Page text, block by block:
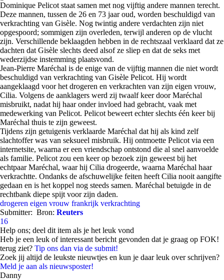
Dominique Pelicot staat samen met nog vijftig andere mannen terecht.
Deze mannen, tussen de 26 en 73 jaar oud, worden beschuldigd van
verkrachting van Gisèle. Nog twintig andere verdachten zijn niet
opgespoord; sommigen zijn overleden, terwijl anderen op de vlucht
zijn. Verschillende beklaagden hebben in de rechtszaal verklaard dat ze
dachten dat Gisèle slechts deed alsof ze sliep en dat de seks met
wederzijdse instemming plaatsvond.
Jean-Pierre Maréchal is de enige van de vijftig mannen die niet wordt
beschuldigd van verkrachting van Gisèle Pelicot. Hij wordt
aangeklaagd voor het drogeren en verkrachten van zijn eigen vrouw,
Cilia. Volgens de aanklagers werd zij twaalf keer door Maréchal
misbruikt, nadat hij haar onder invloed had gebracht, vaak met
medewerking van Pelicot. Pelicot beweert echter slechts één keer bij
Maréchal thuis te zijn geweest.
Tijdens zijn getuigenis verklaarde Maréchal dat hij als kind zelf
slachtoffer was van seksueel misbruik. Hij ontmoette Pelicot via een
internetsite, waarna er een vriendschap ontstond die al snel aanvoelde
als familie. Pelicot zou een keer op bezoek zijn geweest bij het
echtpaar Maréchal, waar hij Cilia drogeerde, waarna Maréchal haar
verkrachtte. Ondanks de afschuwelijke feiten heeft Cilia nooit aangifte
gedaan en is het koppel nog steeds samen. Maréchal betuigde in de
rechtbank diepe spijt voor zijn daden.
drogeren eigen vrouw frankrijk verkrachting
Submitter: Bron: Reuters
16
Help ons; deel dit item als je het leuk vond
Heb je een leuk of interessant bericht gevonden dat je graag op FOK!
terug ziet? Tip ons dan via de submit!
Zoek jij altijd de leukste nieuwtjes en kun je daar leuk over schrijven?
Meld je aan als nieuwsposter!
Danny